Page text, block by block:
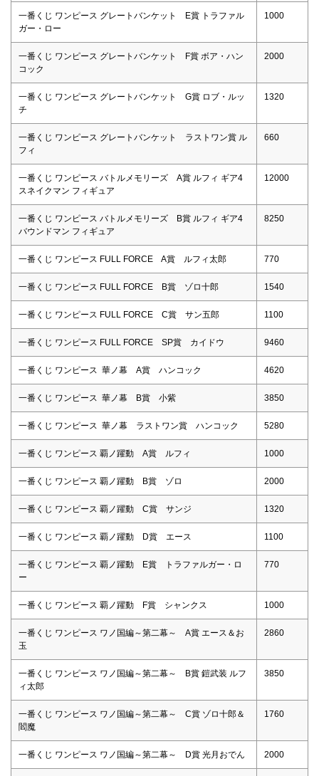
一番くじ ワンピース グレートバンケット E賞 トラファル
ガー・ロー
1000
一番くじ ワンピース グレートバンケット F賞 ボア・ハン
コック
2000
一番くじ ワンピース グレートバンケット G賞 ロブ・ルッ
チ
1320
一番くじ ワンピース グレートバンケット ラストワン賞 ル
フィ
660
一番くじ ワンピース バトルメモリーズ A賞 ルフィ ギア4
スネイクマン フィギュア
12000
一番くじ ワンピース バトルメモリーズ B賞 ルフィ ギア4
バウンドマン フィギュア
8250
一番くじ ワンピース FULL FORCE A賞 ルフィ太郎 770
一番くじ ワンピース FULL FORCE B賞 ゾロ十郎 1540
一番くじ ワンピース FULL FORCE C賞 サン五郎 1100
一番くじ ワンピース FULL FORCE SP賞 カイドウ 9460
一番くじ ワンピース 華ノ幕 A賞 ハンコック 4620
一番くじ ワンピース 華ノ幕 B賞 小紫 3850
一番くじ ワンピース 華ノ幕 ラストワン賞 ハンコック 5280
一番くじ ワンピース 覇ノ躍動 A賞 ルフィ 1000
一番くじ ワンピース 覇ノ躍動 B賞 ゾロ 2000
一番くじ ワンピース 覇ノ躍動 C賞 サンジ 1320
一番くじ ワンピース 覇ノ躍動 D賞 エース 1100
一番くじ ワンピース 覇ノ躍動 E賞 トラファルガー・ロ
ー
770
一番くじ ワンピース 覇ノ躍動 F賞 シャンクス 1000
一番くじ ワンピース ワノ国編～第二幕～ A賞 エース＆お
玉
2860
一番くじ ワンピース ワノ国編～第二幕～ B賞 鎧武装 ルフ
ィ太郎
3850
一番くじ ワンピース ワノ国編～第二幕～ C賞 ゾロ十郎＆
閻魔
1760
一番くじ ワンピース ワノ国編～第二幕～ D賞 光月おでん 2000